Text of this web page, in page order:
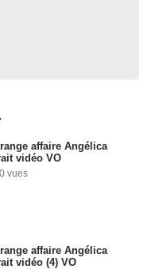
affaire Angélica
vidéo VO
vues
affaire Angélica
vidéo (4) VO